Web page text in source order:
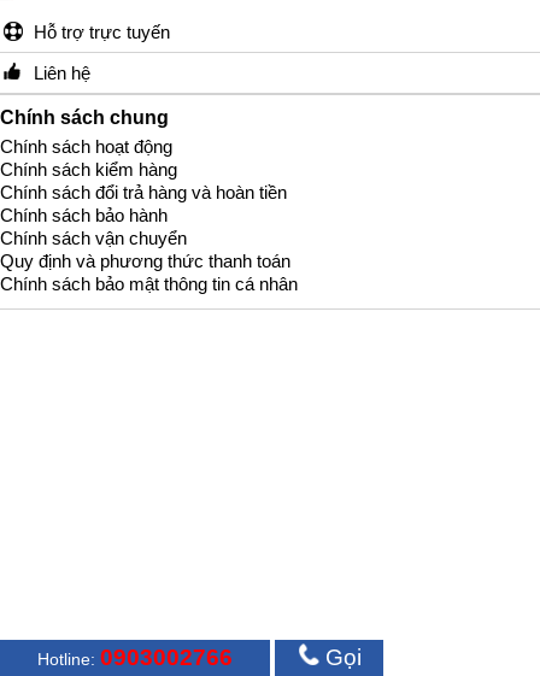
Hỗ trợ trực tuyến
Liên hệ
Chính sách chung
Chính sách hoạt động
Chính sách kiểm hàng
Chính sách đổi trả hàng và hoàn tiền
Chính sách bảo hành
Chính sách vận chuyển
Quy định và phương thức thanh toán
Chính sách bảo mật thông tin cá nhân
Hotline: 0903002766 Gọi